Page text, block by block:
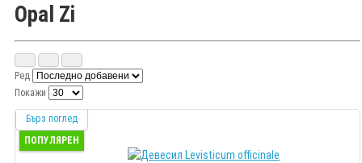
Opal Zi
Ред
Покажи
Бърз поглед
ПОПУЛЯРЕН